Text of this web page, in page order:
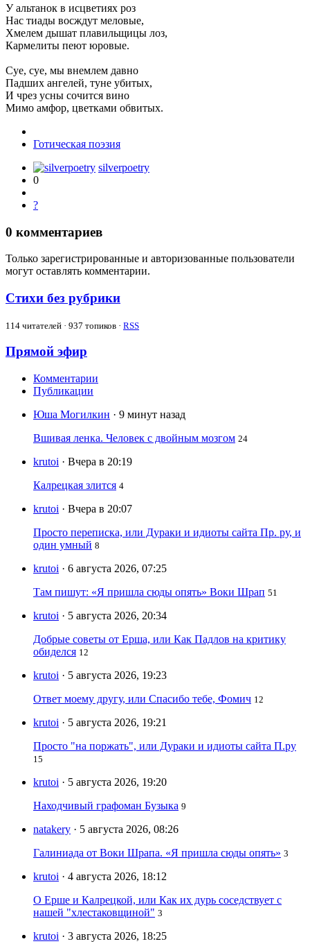
У альтанок в исцветиях роз
Нас тиады восждут меловые,
Хмелем дышат плавильщицы лоз,
Кармелиты пеют юровые.
Суе, суе, мы внемлем давно
Падших ангелей, туне убитых,
И чрез усны сочится вино
Мимо амфор, цветками обвитых.
Готическая поэзия
silverpoetry
0
?
0 комментариев
Только зарегистрированные и авторизованные пользователи
могут оставлять комментарии.
Стихи без рубрики
114 читателей · 937 топиков · RSS
Прямой эфир
Комментарии
Публикации
Юша Могилкин · 9 минут назад
Вшивая ленка. Человек с двойным мозгом 24
krutoi · Вчера в 20:19
Калрецкая злится 4
krutoi · Вчера в 20:07
Просто переписка, или Дураки и идиоты сайта Пр. ру, и
один умный 8
krutoi · 6 августа 2026, 07:25
Там пишут: «Я пришла сюды опять» Воки Шрап 51
krutoi · 5 августа 2026, 20:34
Добрые советы от Ерша, или Как Падлов на критику
обиделся 12
krutoi · 5 августа 2026, 19:23
Ответ моему другу, или Спасибо тебе, Фомич 12
krutoi · 5 августа 2026, 19:21
Просто "на поржать", или Дураки и идиоты сайта П.ру
15
krutoi · 5 августа 2026, 19:20
Находчивый графоман Бузыка 9
natakery · 5 августа 2026, 08:26
Галиниада от Воки Шрапа. «Я пришла сюды опять» 3
krutoi · 4 августа 2026, 18:12
О Ерше и Калрецкой, или Как их дурь соседствует с
нашей "хлестаковщиной" 3
krutoi · 3 августа 2026, 18:25